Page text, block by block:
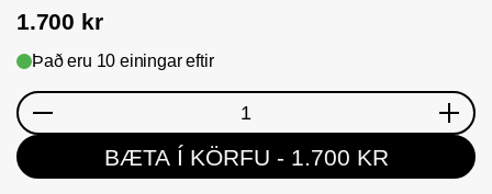
1.700 kr
Það eru 10 einingar eftir
Magn
BÆTA Í KÖRFU - 1.700 KR